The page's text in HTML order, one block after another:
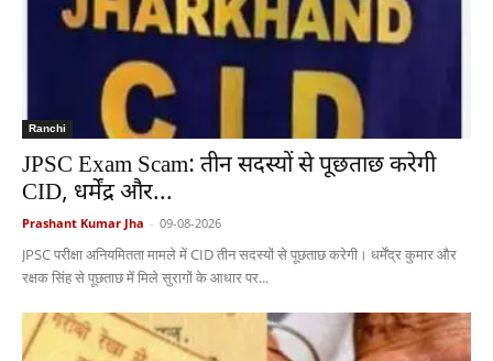
Ranchi
JPSC Exam Scam: तीन सदस्यों से पूछताछ करेगी
CID, धर्मेंद्र और...
Prashant Kumar Jha - 09-08-2026
JPSC परीक्षा अनियमितता मामले में CID तीन सदस्यों से पूछताछ करेगी। धर्मेंद्र कुमार और
रक्षक सिंह से पूछताछ में मिले सुरागों के आधार पर...